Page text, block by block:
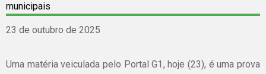
municipais
23 de outubro de 2025
Uma matéria veiculada pelo Portal G1, hoje (23), é uma prova